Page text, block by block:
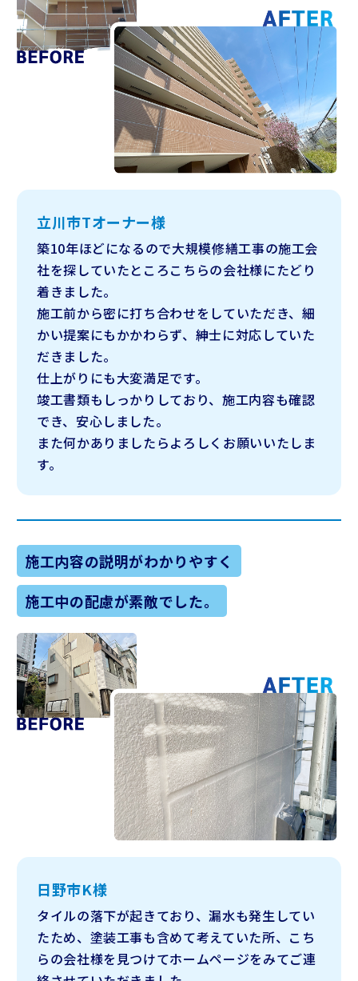
立川市Tオーナー様
築10年ほどになるので大規模修繕工事の施工会
社を探していたところこちらの会社様にたどり
着きました。
施工前から密に打ち合わせをしていただき、細
かい提案にもかかわらず、紳士に対応していた
だきました。
仕上がりにも大変満足です。
竣工書類もしっかりしており、施工内容も確認
でき、安心しました。
また何かありましたらよろしくお願いいたしま
す。
施工内容の説明がわかりやすく
施工中の配慮が素敵でした。
日野市K様
タイルの落下が起きており、漏水も発生してい
たため、塗装工事も含めて考えていた所、 こち
らの会社様を見つけてホームページをみてご連